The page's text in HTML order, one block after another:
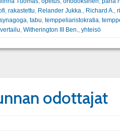
, rakastettu, Relander Jukka., Richard A.,
synagoga, tabu, temppeliaristokratia,
vertailu, Witherington III Ben., yhteisö
odottajat